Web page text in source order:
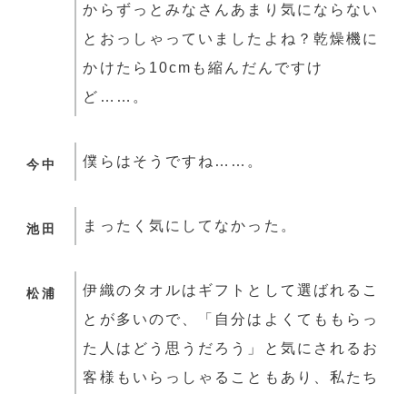
からずっとみなさんあまり気にならない
とおっしゃっていましたよね？乾燥機に
かけたら10cmも縮んだんですけ
ど……。
今中 僕らはそうですね……。
池田 まったく気にしてなかった。
松浦
伊織のタオルはギフトとして選ばれるこ
とが多いので、「自分はよくてももらっ
た人はどう思うだろう」と気にされるお
客様もいらっしゃることもあり、私たち